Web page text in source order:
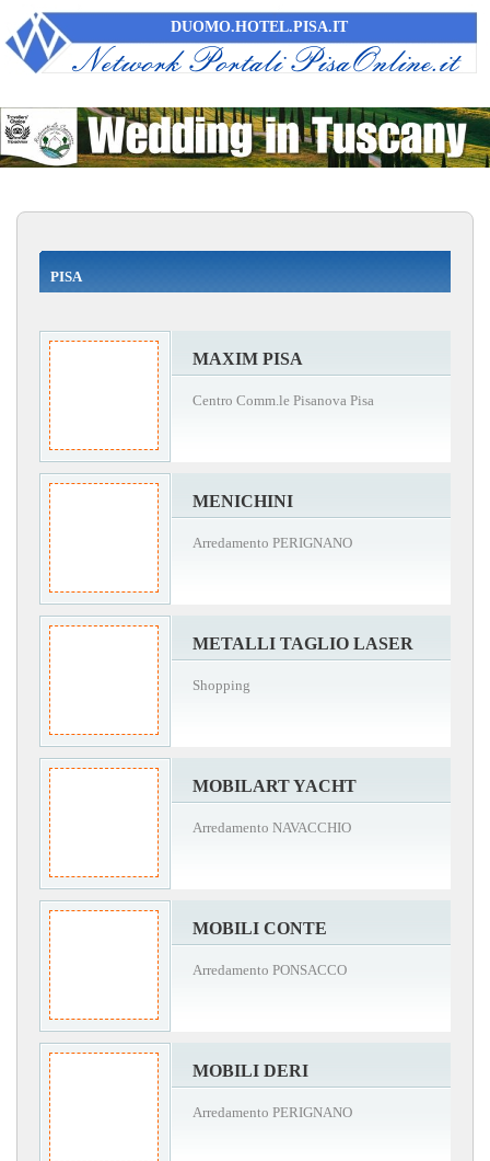
DUOMO.HOTEL.PISA.IT
PISA
MAXIM PISA
Centro Comm.le Pisanova Pisa
MENICHINI
Arredamento PERIGNANO
METALLI TAGLIO LASER
Shopping
MOBILART YACHT
Arredamento NAVACCHIO
MOBILI CONTE
Arredamento PONSACCO
MOBILI DERI
Arredamento PERIGNANO